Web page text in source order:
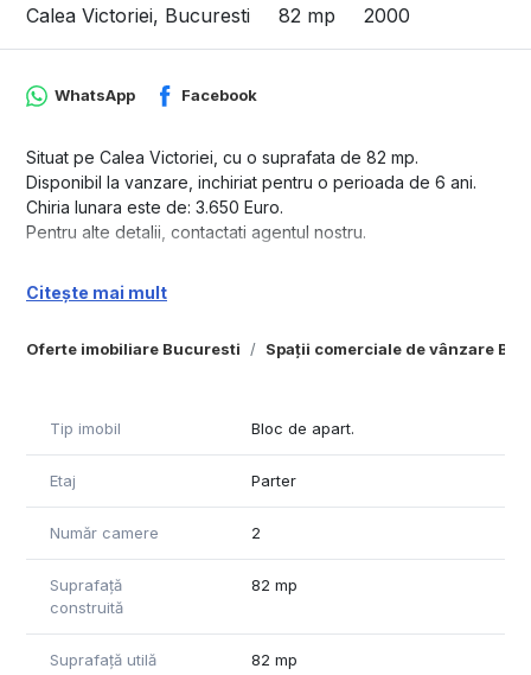
Calea Victoriei, Bucuresti
82 mp 2000
Oferte imobiliare Bucuresti Spații comerciale de vânzare
WhatsApp Facebook
Situat pe Calea Victoriei, cu o suprafata de 82 mp.
Disponibil la vanzare, inchiriat pentru o perioada de 6 ani.
Chiria lunara este de: 3.650 Euro.
Pentru alte detalii, contactati agentul nostru.
Citește mai mult
Tip imobil Bloc de apart.
Etaj Parter
Număr camere 2
Suprafață
construită
82 mp
Suprafață utilă 82 mp